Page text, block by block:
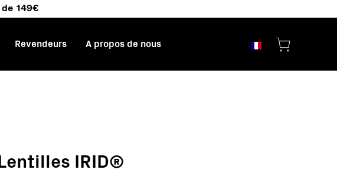
149€
Revendeurs A propos de nous
IRID®